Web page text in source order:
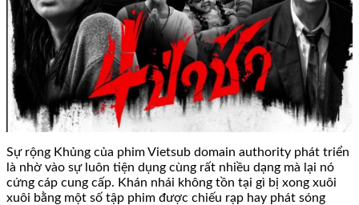
Sự rộng Khủng của phim Vietsub domain authority phát triển
là nhờ vào sự luôn tiện dụng cùng rất nhiều dạng mà lại nó
cứng cáp cung cấp. Khán nhái không tồn tại gì bị xong xuôi
xuôi bằng một số tập phim được chiếu rạp hay phát sóng